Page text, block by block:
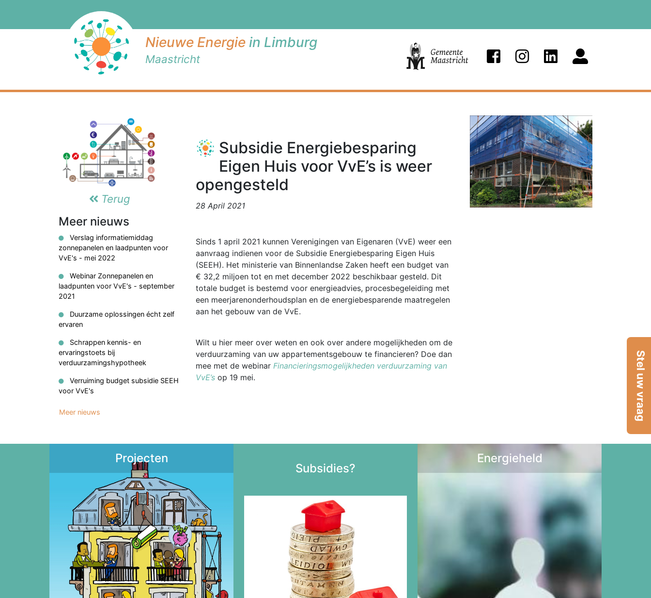
Stel uw vraag
Nieuwe Energie in Limburg
Maastricht
Terug
Meer nieuws
Verslag informatiemiddag
zonnepanelen en laadpunten voor
VvE's - mei 2022
Webinar Zonnepanelen en
laadpunten voor VvE's - september
2021
Duurzame oplossingen écht zelf
ervaren
Schrappen kennis- en
ervaringstoets bij
verduurzamingshypotheek
Verruiming budget subsidie SEEH
voor VvE's
Meer nieuws
Subsidie Energiebesparing
Eigen Huis voor VvE’s is weer
opengesteld
28 April 2021
Sinds 1 april 2021 kunnen Verenigingen van Eigenaren (VvE) weer een
aanvraag indienen voor de Subsidie Energiebesparing Eigen Huis
(SEEH). Het ministerie van Binnenlandse Zaken heeft een budget van
€ 32,2 miljoen tot en met december 2022 beschikbaar gesteld. Dit
totale budget is bestemd voor energieadvies, procesbegeleiding met
een meerjarenonderhoudsplan en de energiebesparende maatregelen
aan het gebouw van de VvE.
Wilt u hier meer over weten en ook over andere mogelijkheden om de
verduurzaming van uw appartementsgebouw te financieren? Doe dan
mee met de webinar Financieringsmogelijkheden verduurzaming van
VvE’s op 19 mei.
Projecten
Subsidies?
Energieheld